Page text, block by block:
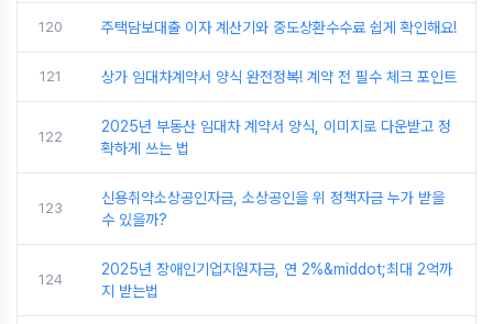
120 주택담보대출 이자 계산기와 중도상환수수료 쉽게 확인해요!
121 상가 임대차계약서 양식 완전정복! 계약 전 필수 체크 포인트
122
2025년 부동산 임대차 계약서 양식, 이미지로 다운받고 정
확하게 쓰는 법
123
신용취약소상공인자금, 소상공인을 위 정책자금 누가 받을
수 있을까?
124
2025년 장애인기업지원자금, 연 2%&middot;최대 2억까
지 받는법